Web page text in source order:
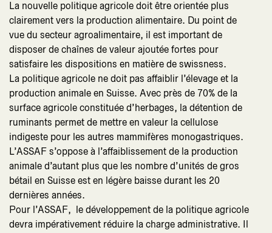
La nouvelle politique agricole doit être orientée plus
clairement vers la production alimentaire. Du point de
vue du secteur agroalimentaire, il est important de
disposer de chaînes de valeur ajoutée fortes pour
satisfaire les dispositions en matière de swissness.
La politique agricole ne doit pas affaiblir l’élevage et la
production animale en Suisse. Avec près de 70% de la
surface agricole constituée d’herbages, la détention de
ruminants permet de mettre en valeur la cellulose
indigeste pour les autres mammifères monogastriques.
L’ASSAF s’oppose à l’affaiblissement de la production
animale d’autant plus que les nombre d’unités de gros
bétail en Suisse est en légère baisse durant les 20
dernières années.
Pour l’ASSAF, le développement de la politique agricole
devra impérativement réduire la charge administrative. Il